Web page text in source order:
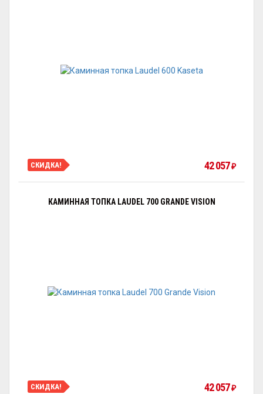
СКИДКА! 42 057₽
КАМИННАЯ ТОПКА LAUDEL 700 GRANDE VISION
СКИДКА! 42 057₽